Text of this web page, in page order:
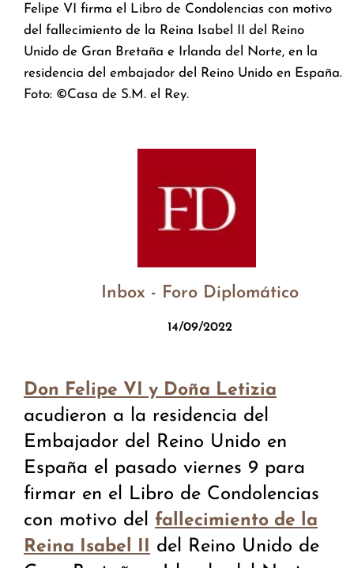
Felipe VI firma el Libro de Condolencias con motivo
del fallecimiento de la Reina Isabel II del Reino
Unido de Gran Bretaña e Irlanda del Norte, en la
residencia del embajador del Reino Unido en España.
Foto: ©Casa de S.M. el Rey.
Inbox - Foro Diplomático
14/09/2022
D​on Felipe VI y Doña Letizia
acudieron a la residencia del
Embajador del Reino Unido en
España el pasado viernes 9 para
firmar en el Libro de Condolencias
con motivo del fallecimiento de la
Reina Isabel II del Reino Unido de